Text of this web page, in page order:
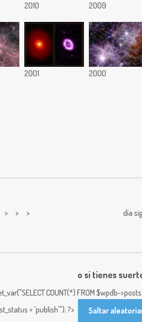
2010 2009
2001 2000
> > > día
o si tienes
COUNT(*) FROM $wpdb-
= 'publish'"); ?>
Saltar